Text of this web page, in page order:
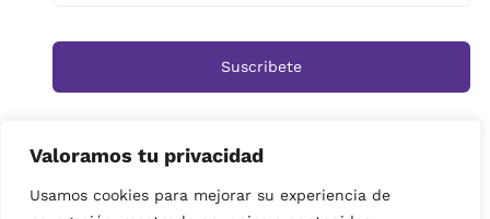
Valoramos tu privacidad
Usamos cookies para mejorar su experiencia de
Suscribete
Inicio Tienda Ramos Rosas
Centros